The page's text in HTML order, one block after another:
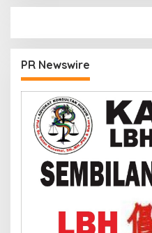
PR Newswire